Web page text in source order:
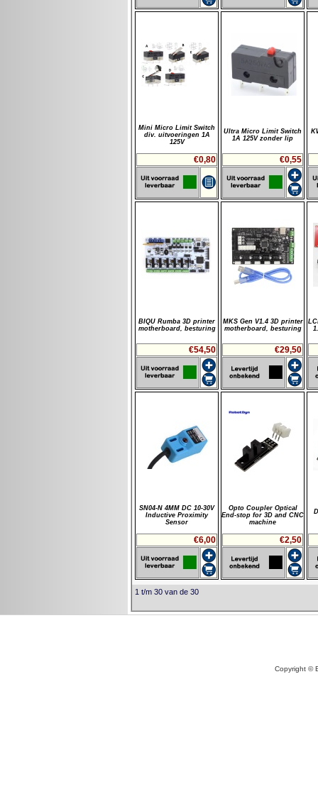
Mini Micro Limit Switch
div. uitvoeringen 1A
125V
€0,80
Ultra Micro Limit Switch
1A 125V zonder lip
€0,55
BIQU Rumba 3D printer
motherboard, besturing
€54,50
MKS Gen V1.4 3D printer
motherboard, besturing
€29,50
SN04-N 4MM DC 10-30V
Inductive Proximity
Sensor
€6,00
Opto Coupler Optical
End-stop for 3D and CNC
machine
€2,50
1 t/m 30 van de 30
Copyright ©